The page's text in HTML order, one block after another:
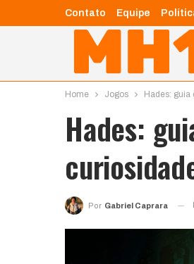
Contato Equipe
Home Jogos Hades:
Hades:
Por Gabriel Caprara